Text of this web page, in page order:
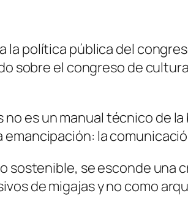
la política pública del
sobre el congreso de
es un manual técnico de
la
sostenible, se esconde una
de migajas y no como